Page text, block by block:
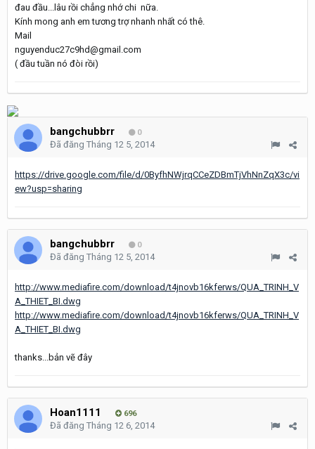
đau đầu...lâu rồi chẳng nhớ chi nữa.
Kính mong anh em tương trợ nhanh nhất có thê.
Mail
nguyenduc27c9hd@gmail.com
( đầu tuần nó đòi rồi)
bangchubbrr 0
Đã đăng Tháng 12 5, 2014
https://drive.google.com/file/d/0ByfhNWjrqCCeZDBmTjVhNnZqX3c/vi
ew?usp=sharing
bangchubbrr 0
Đã đăng Tháng 12 5, 2014
http://www.mediafire.com/download/t4jnovb16kferws/QUA_TRINH_V
A_THIET_BI.dwg
http://www.mediafire.com/download/t4jnovb16kferws/QUA_TRINH_V
A_THIET_BI.dwg
thanks...bản vẽ đây
Hoan1111 696
Đã đăng Tháng 12 6, 2014